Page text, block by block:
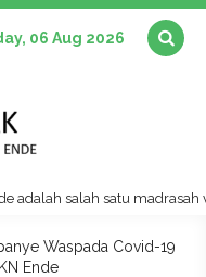
06 Aug 2026
salah satu madrasah
Waspada Covid-19
Ende